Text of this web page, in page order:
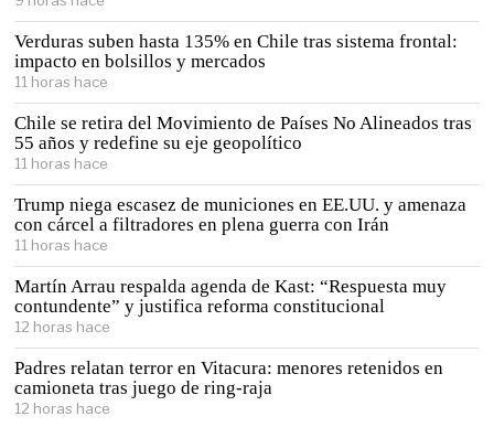
Verduras suben hasta 135% en Chile tras sistema frontal:
impacto en bolsillos y mercados
11 horas hace
Chile se retira del Movimiento de Países No Alineados tras
55 años y redefine su eje geopolítico
11 horas hace
Trump niega escasez de municiones en EE.UU. y amenaza
con cárcel a filtradores en plena guerra con Irán
11 horas hace
Martín Arrau respalda agenda de Kast: “Respuesta muy
contundente” y justifica reforma constitucional
12 horas hace
Padres relatan terror en Vitacura: menores retenidos en
camioneta tras juego de ring-raja
12 horas hace